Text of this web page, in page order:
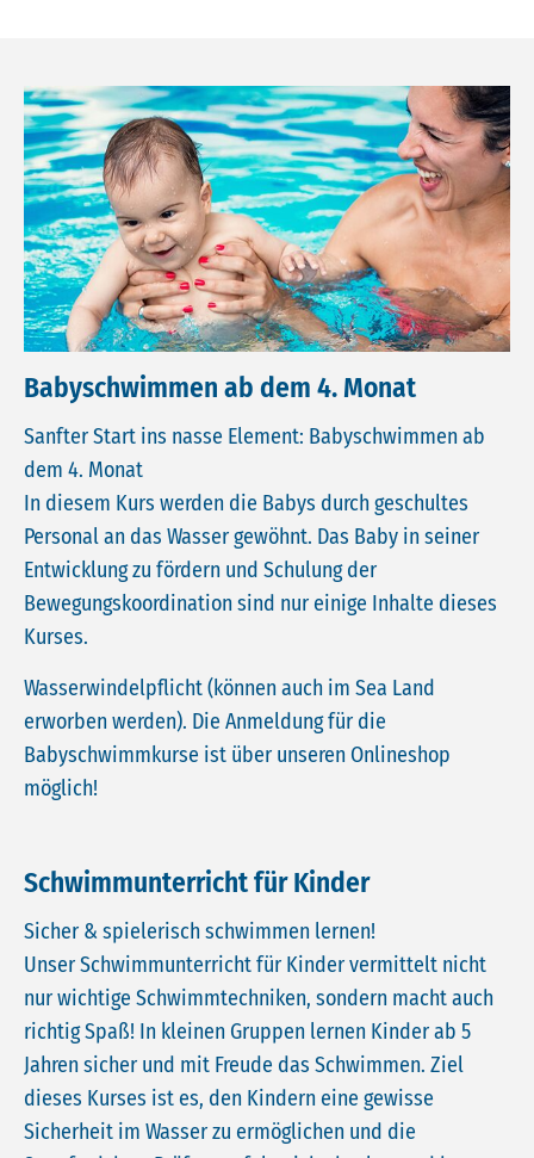
Babyschwimmen ab dem 4. Monat
Sanfter Start ins nasse Element: Babyschwimmen ab
dem 4. Monat
In diesem Kurs werden die Babys durch geschultes
Personal an das Wasser gewöhnt. Das Baby in seiner
Entwicklung zu fördern und Schulung der
Bewegungskoordination sind nur einige Inhalte dieses
Kurses.
Wasserwindelpflicht (können auch im Sea Land
erworben werden). Die Anmeldung für die
Babyschwimmkurse ist über unseren Onlineshop
möglich!
Schwimmunterricht für Kinder
Sicher & spielerisch schwimmen lernen!
Unser Schwimmunterricht für Kinder vermittelt nicht
nur wichtige Schwimmtechniken, sondern macht auch
richtig Spaß! In kleinen Gruppen lernen Kinder ab 5
Jahren sicher und mit Freude das Schwimmen. Ziel
dieses Kurses ist es, den Kindern eine gewisse
Sicherheit im Wasser zu ermöglichen und die